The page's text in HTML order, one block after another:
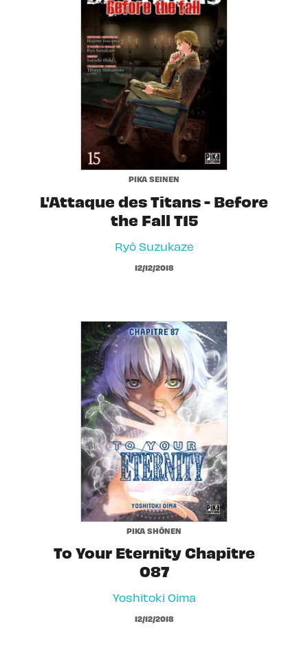
PIKA SEINEN
L'Attaque des Titans - Before
the Fall T15
Ryô Suzukaze
12/12/2018
PIKA SHÔNEN
To Your Eternity Chapitre
087
Yoshitoki Oima
12/12/2018